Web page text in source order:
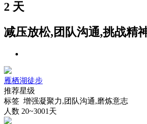
2 天
减压放松,团队沟通,挑战精
雁栖湖徒步
推荐星级
标签 增强凝聚力,团队沟通,磨炼意志
人数 20~3001天